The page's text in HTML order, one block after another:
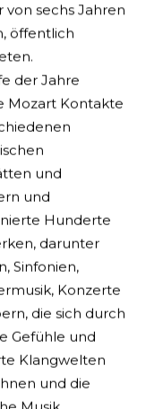
von sechs Jahren
öffentlich
der Jahre
Mozart Kontakte
und
und
Hunderte
darunter
Sinfonien,
Konzerte
die sich durch
Gefühle und
Klangwelten
und die